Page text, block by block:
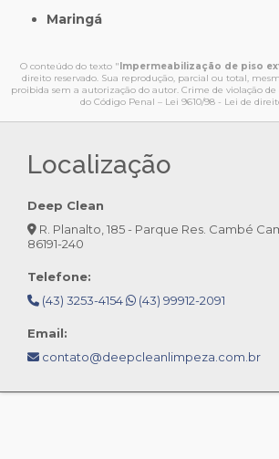
Maringá
O conteúdo do texto "Impermeabilização de piso
direito reservado. Sua reprodução, parcial ou total,
proibida sem a autorização do autor. Crime de violação
do Código Penal – Lei 9610/98 - Lei de
Localização
Deep Clean
R. Planalto, 185 - Parque Res. Cambé
86191-240
Telefone:
(43) 3253-4154
(43) 99912-2091
Email:
contato@deepcleanlimpeza.com.br